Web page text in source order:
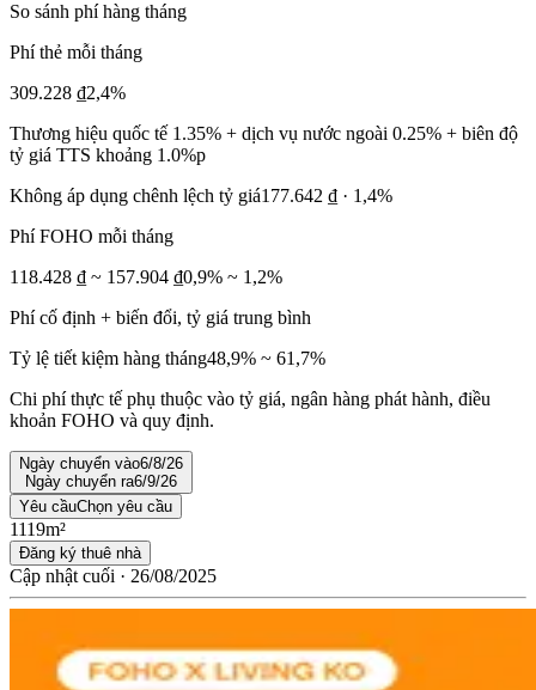
So sánh phí hàng tháng
Phí thẻ mỗi tháng
309.228 ₫2,4%
Thương hiệu quốc tế 1.35% + dịch vụ nước ngoài 0.25% + biên độ
tỷ giá TTS khoảng 1.0%p
Không áp dụng chênh lệch tỷ giá177.642 ₫ · 1,4%
Phí FOHO mỗi tháng
118.428 ₫ ~ 157.904 ₫0,9% ~ 1,2%
Phí cố định + biến đổi, tỷ giá trung bình
Tỷ lệ tiết kiệm hàng tháng48,9% ~ 61,7%
Chi phí thực tế phụ thuộc vào tỷ giá, ngân hàng phát hành, điều
khoản FOHO và quy định.
Ngày chuyển vào6/8/26
Ngày chuyển ra6/9/26
Yêu cầuChọn yêu cầu
1119m²
Đăng ký thuê nhà
Cập nhật cuối · 26/08/2025